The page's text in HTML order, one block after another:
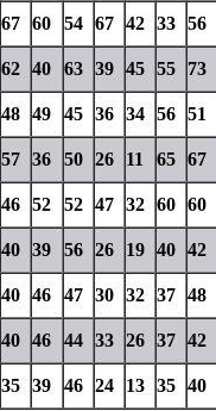
67 60 54 67 42 33 56
62 40 63 39 45 55
73
48 49 45 36 34 56 51
57 36 50 26 11 65 67
46 52 52 47 32 60 60
40 39 56 26 19 40 42
40 46 47 30 32 37 48
40 46 44 33 26 37 42
35 39 46 24 13 35 40